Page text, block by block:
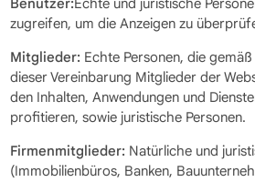
Benutzer:Echte und juristische
zugreifen, um die Anzeigen zu
Mitglieder: Echte Personen, die
dieser Vereinbarung Mitglieder der
den Inhalten, Anwendungen und
profitieren, sowie juristische Personen.
Firmenmitglieder: Natürliche und
(Immobilienbüros, Banken,